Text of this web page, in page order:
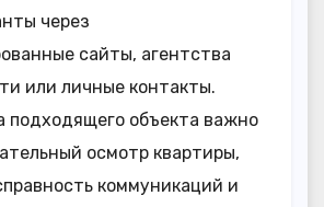
через
сайты, агентства
или личные контакты.
подходящего объекта важно
осмотр квартиры,
коммуникаций и